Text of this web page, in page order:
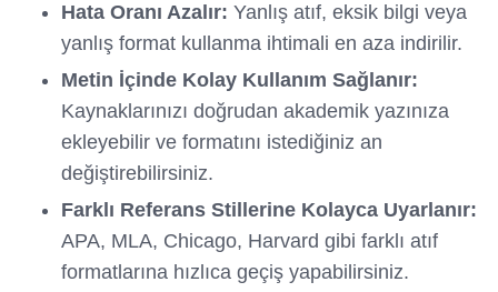
Hata Oranı Azalır: Yanlış atıf, eksik bilgi veya
yanlış format kullanma ihtimali en aza indirilir.
Metin İçinde Kolay Kullanım Sağlanır:
Kaynaklarınızı doğrudan akademik yazınıza
ekleyebilir ve formatını istediğiniz an
değiştirebilirsiniz.
Farklı Referans Stillerine Kolayca Uyarlanır:
APA, MLA, Chicago, Harvard gibi farklı atıf
formatlarına hızlıca geçiş yapabilirsiniz.